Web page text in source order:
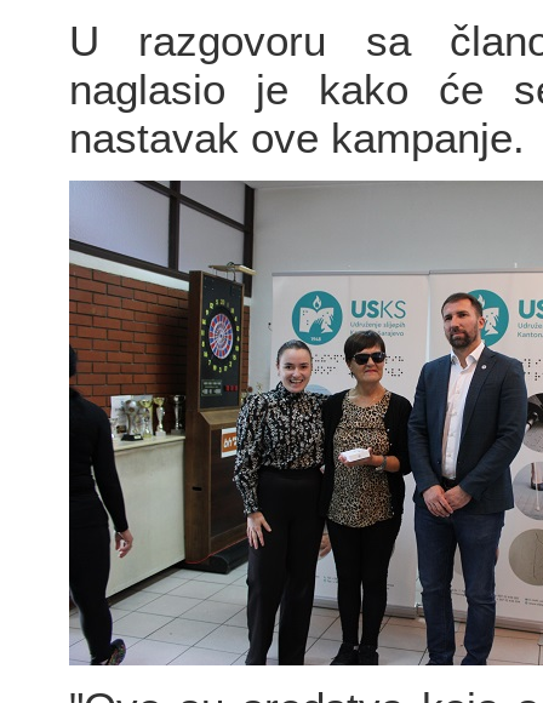
U razgovoru sa
naglasio je kako će
nastavak ove kampanje.